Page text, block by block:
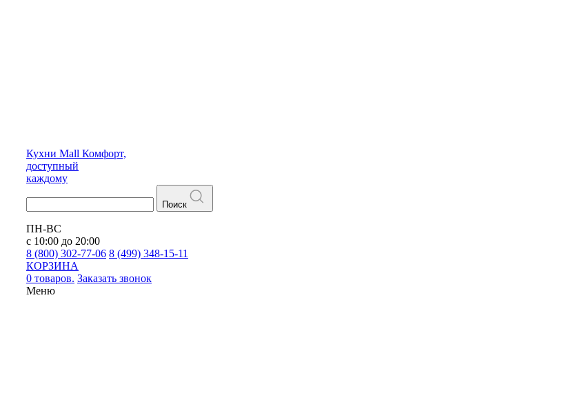
Кухни Mall Комфорт,
доступный
каждому
Поиск
ПН-ВС
с 10:00 до 20:00
8 (800) 302-77-06 8 (499) 348-15-11
КОРЗИНА
0 товаров. Заказать звонок
Меню